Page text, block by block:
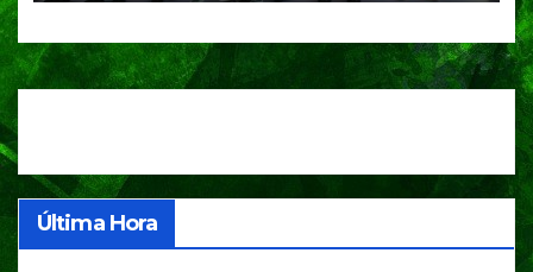
Última Hora